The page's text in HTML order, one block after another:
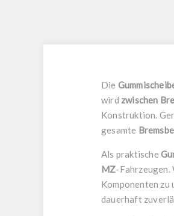
Die
wird zwischen
Konstruktion.
gesamte
Als praktische
MZ-Fahrzeugen.
Komponenten
dauerhaft